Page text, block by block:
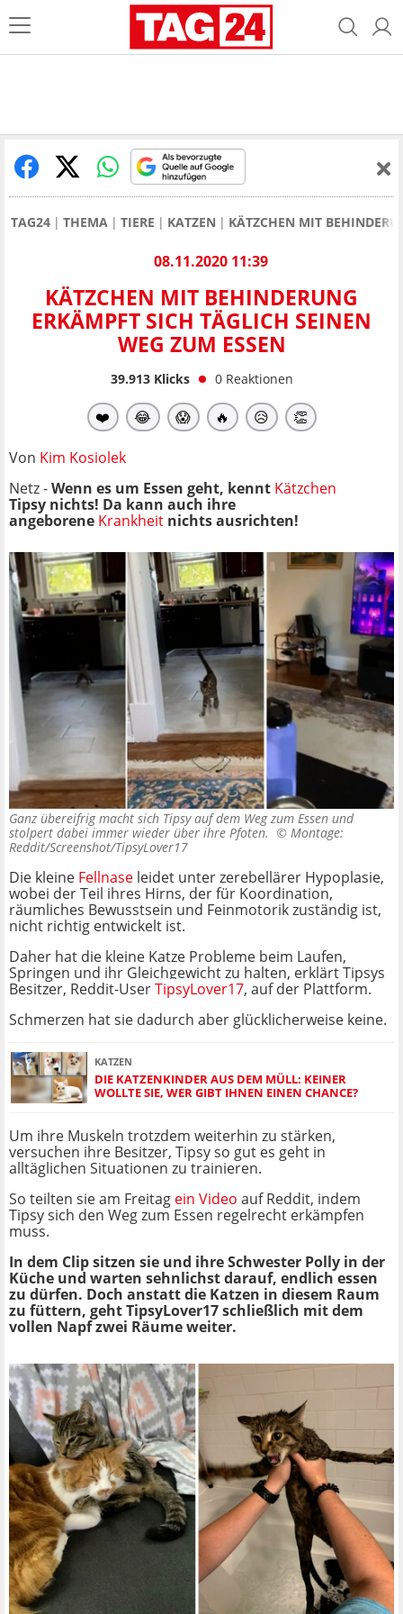
TAG24 THEMA TIERE KATZEN KÄTZCHEN MIT
08.11.2020 11:39
KÄTZCHEN MIT BEHINDERUNG
ERKÄMPFT SICH TÄGLICH SEINEN
WEG ZUM ESSEN
39.913Klicks 0 Reaktionen
❤️ 😂 😱 🔥 😥 👏
Von Kim Kosiolek
Netz -Wenn es um Essen geht, kennt Kätzchen
Tipsy nichts! Da kann auch ihre
angeborene Krankheit nichts ausrichten!
Ganz übereifrig macht sich Tipsy auf dem Weg zum Essen und
stolpert dabei immer wieder über ihre Pfoten. © Montage:
Reddit/Screenshot/TipsyLover17
Die kleine Fellnase leidet unter zerebellärer Hypoplasie,
wobei der Teil ihres Hirns, der für Koordination,
räumliches Bewusstsein und Feinmotorik zuständig ist,
nicht richtig entwickelt ist.
Daher hat die kleine Katze Probleme beim Laufen,
Springen und ihr Gleichgewicht zu halten, erklärt Tipsys
Besitzer, Reddit-UserTipsyLover17, auf der Plattform.
Schmerzen hat sie dadurch aber glücklicherweise keine.
KATZEN
DIE KATZENKINDER AUS DEM MÜLL: KEINER
WOLLTE SIE, WER GIBT IHNEN EINEN CHANCE?
Um ihre Muskeln trotzdem weiterhin zu stärken,
versuchen ihre Besitzer, Tipsy so gut es geht in
alltäglichen Situationen zu trainieren.
So teilten sie am Freitag ein Video auf Reddit, indem
Tipsy sich den Weg zum Essen regelrecht erkämpfen
muss.
In dem Clip sitzen sie und ihre Schwester Polly in der
Küche und warten sehnlichst darauf, endlich essen
zu dürfen. Doch anstatt die Katzen in diesem Raum
zu füttern, geht TipsyLover17 schließlich mit dem
vollen Napf zwei Räume weiter.